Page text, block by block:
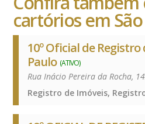
cartórios em
10º Oficial de Registro
Paulo (ATIVO)